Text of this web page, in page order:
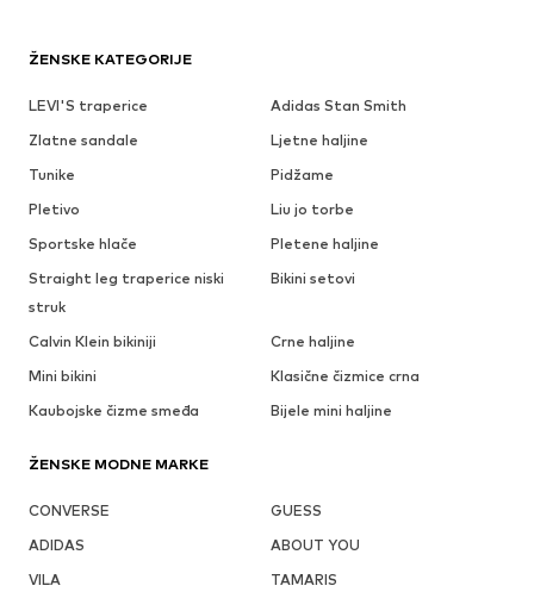
ŽENSKE KATEGORIJE
LEVI'S traperice
Adidas Stan Smith
Zlatne sandale
Ljetne haljine
Tunike
Pidžame
Pletivo
Liu jo torbe
Sportske hlače
Pletene haljine
Straight leg traperice niski
struk
Bikini setovi
Calvin Klein bikiniji
Crne haljine
Mini bikini
Klasične čizmice crna
Kaubojske čizme smeđa
Bijele mini haljine
ŽENSKE MODNE MARKE
CONVERSE
GUESS
ADIDAS
ABOUT YOU
VILA
TAMARIS